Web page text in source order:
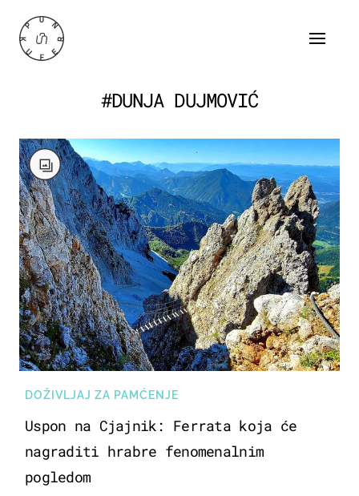
#DUNJA DUJMOVIĆ
DOŽIVLJAJ ZA PAMĆENJE
Uspon na Cjajnik: Ferrata koja će
nagraditi hrabre fenomenalnim
pogledom